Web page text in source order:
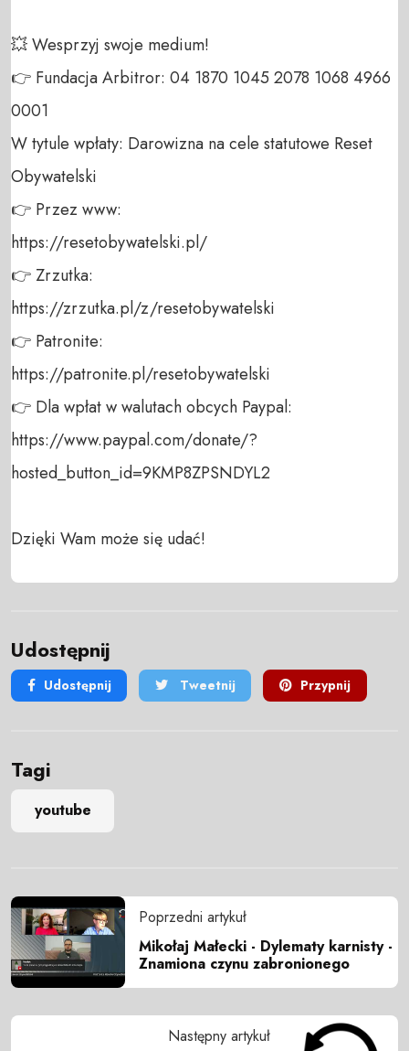
💥 Wesprzyj swoje medium!
👉 Fundacja Arbitror: 04 1870 1045 2078 1068 4966
0001
W tytule wpłaty: Darowizna na cele statutowe Reset
Obywatelski
👉 Przez www:
https://resetobywatelski.pl/
👉 Zrzutka:
https://zrzutka.pl/z/resetobywatelski
👉 Patronite:
https://patronite.pl/resetobywatelski
👉 Dla wpłat w walutach obcych Paypal:
https://www.paypal.com/donate/?
hosted_button_id=9KMP8ZPSNDYL2
Dzięki Wam może się udać!
Udostępnij
Udostępnij Tweetnij Przypnij
Tagi
youtube
Poprzedni artykuł
Mikołaj Małecki - Dylematy karnisty -
Znamiona czynu zabronionego
Następny artykuł